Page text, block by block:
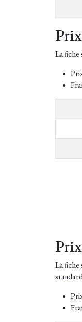
La fiche
La fiche